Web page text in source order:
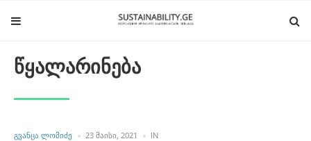
წყალარინება
POSTED
ᲒᲕᲐᲜᲪᲐ ᲚᲝᲛᲘᲫᲔ 23 ᲛᲐᲘᲡᲘ, 2021 INPOSTED